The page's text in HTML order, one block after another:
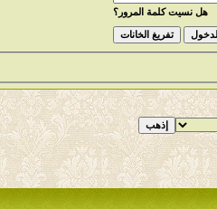
هل نسيت كلمة المرور؟